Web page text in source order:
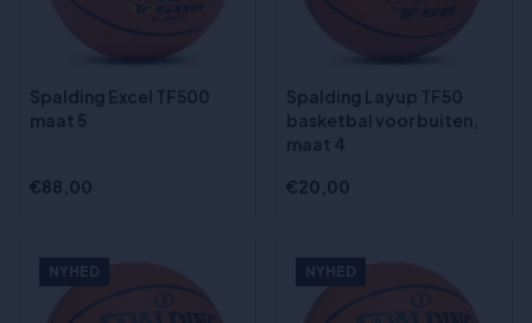
Spalding Excel TF500
maat 5
€88,00
Spalding Layup TF50
basketbal voor buiten,
maat 4
€20,00
NYHED NYHED